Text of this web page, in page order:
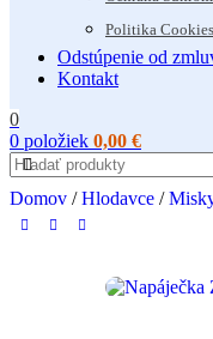
Politika Cookies
Odstúpenie od
Kontakt
0
0 položiek 0,00 €
Domov / Hlodavce /